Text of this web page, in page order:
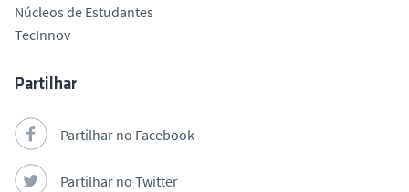
Núcleos de Estudantes
TecInnov
Partilhar
Partilhar no Facebook
Partilhar no Twitter